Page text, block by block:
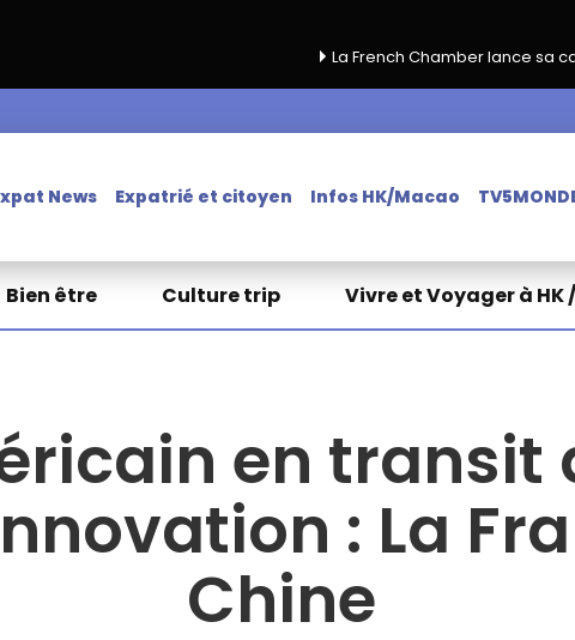
La French Chamber lance sa campagne de
News Expatrié et citoyen Infos HK/Macao
Bien être Culture trip Vivre et Voyager à HK
en transit
: La
Chine